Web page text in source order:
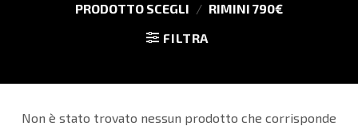
PRODOTTO SCEGLI / RIMINI 790€
FILTRA
Non è stato trovato nessun prodotto che corrisponde